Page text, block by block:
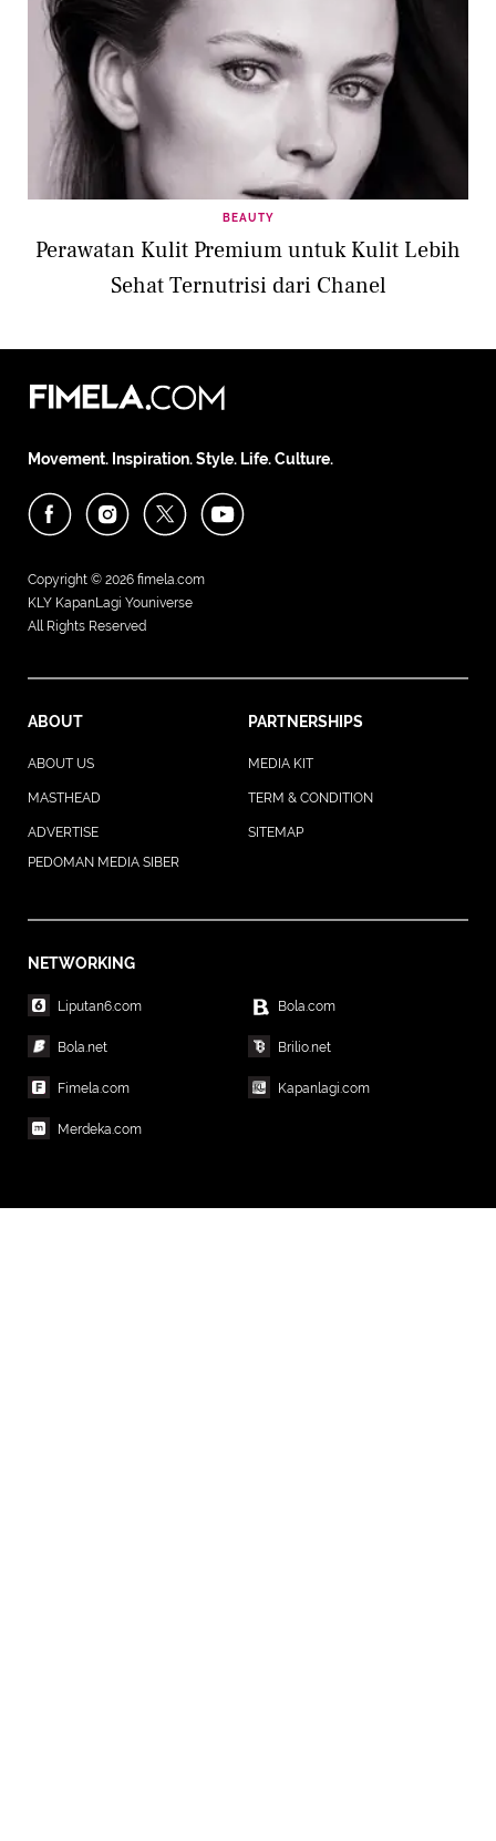
BEAUTY
Perawatan Kulit Premium untuk Kulit Lebih
Sehat Ternutrisi dari Chanel
Movement. Inspiration. Style. Life. Culture.
Copyright © 2026 fimela.com
KLY KapanLagi Youniverse
All Rights Reserved
ABOUT PARTNERSHIPS
ABOUT US MEDIA KIT
MASTHEAD TERM & CONDITION
ADVERTISE
SITEMAP
PEDOMAN MEDIA SIBER
NETWORKING
Liputan6.com Bola.com
Bola.net Brilio.net
Fimela.com Kapanlagi.com
Merdeka.com